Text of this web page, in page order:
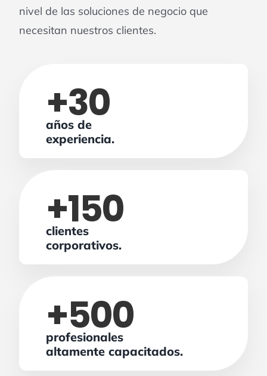
nivel de las soluciones de negocio que
necesitan nuestros clientes.
+30
años de
experiencia.
+150
clientes
corporativos.
+500
profesionales
altamente capacitados.